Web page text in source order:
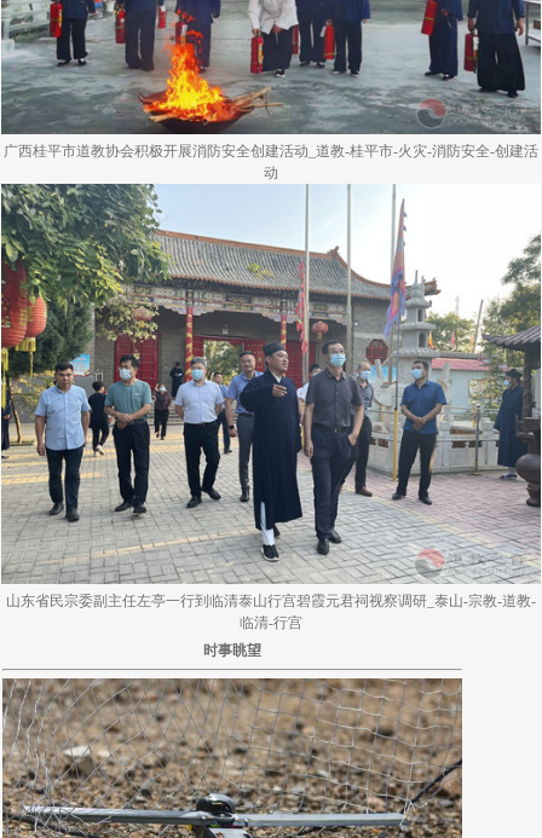
广西桂平市道教协会积极开展消防安全创建活动_道教-桂平市-火灾-消防安全-创建活
动
山东省民宗委副主任左亭一行到临清泰山行宫碧霞元君祠视察调研_泰山-宗教-道教-
临清-行宫
时事眺望